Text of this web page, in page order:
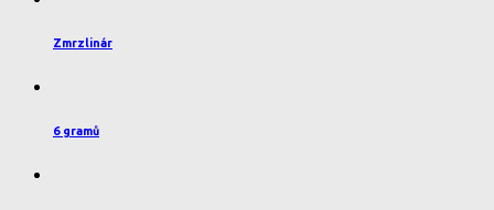
Zmrzlinár
6 gramů